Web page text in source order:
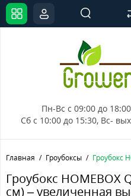
Пн-Вс с 09:00 до
Сб с 10:00 до 15:30, Вс-
Главная Гроубоксы Гроубокс
Гроубокс HOMEBOX
см) – увеличенная